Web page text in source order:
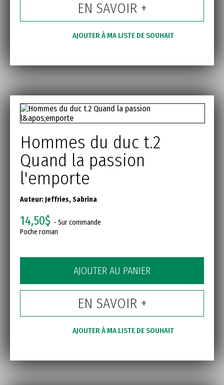
EN SAVOIR +
AJOUTER À MA LISTE DE SOUHAIT
Hommes du duc t.2
Quand la passion
l'emporte
Auteur:Jeffries, Sabrina
14,50$ - Sur commande
Poche roman
AJOUTER AU PANIER
EN SAVOIR +
AJOUTER À MA LISTE DE SOUHAIT